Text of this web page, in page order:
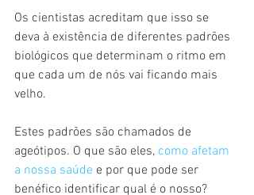
Os cientistas acreditam que isso se
deva à existência de diferentes padrões
biológicos que determinam o ritmo em
que cada um de nós vai ficando mais
velho.
Estes padrões são chamados de
ageótipos. O que são eles, como afetam
a nossa saúde e por que pode ser
benéfico identificar qual é o nosso?